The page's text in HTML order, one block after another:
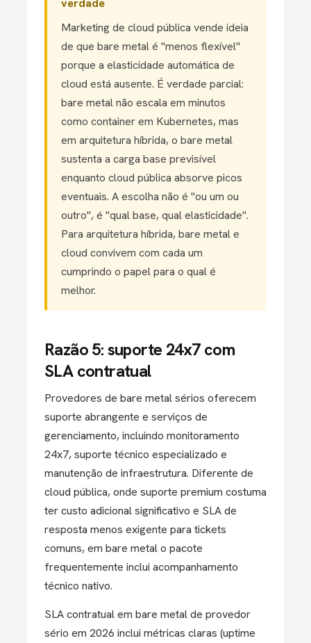
Marketing de cloud pública vende ideia
de que bare metal é "menos flexível"
porque a elasticidade automática de
cloud está ausente. É verdade parcial:
bare metal não escala em minutos
como container em Kubernetes, mas
em arquitetura híbrida, o bare metal
sustenta a carga base previsível
enquanto cloud pública absorve picos
eventuais. A escolha não é "ou um ou
outro", é "qual base, qual elasticidade".
Para arquitetura híbrida, bare metal e
cloud convivem com cada um
cumprindo o papel para o qual é
melhor.
Razão 5: suporte 24x7 com
SLA contratual
Provedores de bare metal sérios oferecem
suporte abrangente e serviços de
gerenciamento, incluindo monitoramento
24x7, suporte técnico especializado e
manutenção de infraestrutura. Diferente de
cloud pública, onde suporte premium costuma
ter custo adicional significativo e SLA de
resposta menos exigente para tickets
comuns, em bare metal o pacote
frequentemente inclui acompanhamento
técnico nativo.
SLA contratual em bare metal de provedor
sério em 2026 inclui métricas claras (uptime